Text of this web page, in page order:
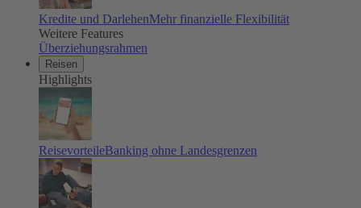
Kredite und DarlehenMehr finanzielle Flexibilität
Weitere Features
Überziehungsrahmen
Reisen
Highlights
ReisevorteileBanking ohne Landesgrenzen